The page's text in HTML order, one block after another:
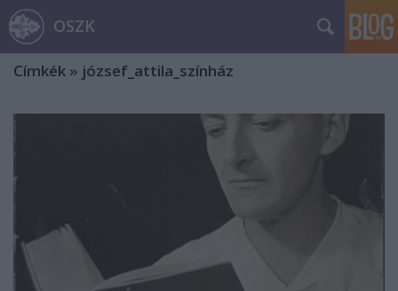
OSZK
Címkék » józsef_attila_színház